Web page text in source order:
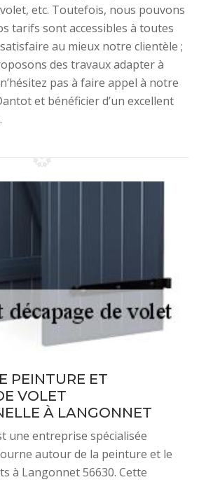
etc. Toutefois, nous pouvons
tarifs sont accessibles à toutes
au mieux notre clientèle ;
des travaux adapter à
pas à faire appel à notre
et bénéficier d’un excellent
PEINTURE ET
VOLET
À LANGONNET
une entreprise spécialisée
autour de la peinture et le
à Langonnet 56630. Cette